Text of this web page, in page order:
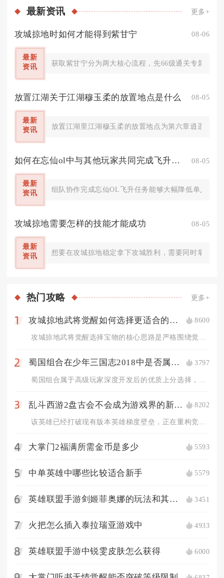
最新资讯 更多+
攻城掠地时如何才能得到紫甘宁 08-06
最新
资讯
获取紫甘宁分为两大核心流程，先66级通关专属副
放置江湖关于江湖穆玉柔的放置地点是什么 08-05
最新
资讯
放置江湖里江湖穆玉柔的放置地点为第六章逍遥林
如何在忘仙ol中与其他玩家共同完成飞升任务 08-05
最新
资讯
组队协作完成忘仙OL飞升任务能够大幅降低单人渡
攻城掠地需要怎样的技能才能成功 08-05
最新
资讯
想要在攻城掠地稳定拿下攻城胜利，需要同时掌握
热门攻略 更多+
攻城掠地武将觉醒如何选择更适合的宝物 8600
2 蜀国组合在少年三国志2018中是否属于高级玩家选择 3797
3 乱斗西游2盘古会不会成为游戏界的新热门 8202
4 大掌门2福满所需金币是多少 5593
5 中单英雄中哪些比较适合新手 5579
6 英雄联盟手游剑姬菲奥娜的玩法和其他英雄有何不同 3451
7 火把怎么插入泰拉瑞亚游戏中 4933
8 英雄联盟手游中锐雯皮肤怎么获得 6000